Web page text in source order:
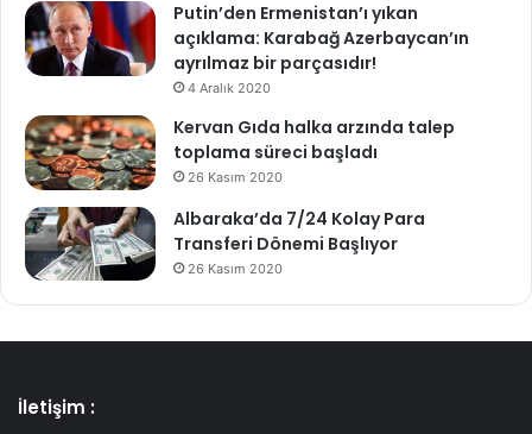
Putin’den Ermenistan’ı yıkan
açıklama: Karabağ Azerbaycan’ın
ayrılmaz bir parçasıdır!
4 Aralık 2020
Kervan Gıda halka arzında talep
toplama süreci başladı
26 Kasım 2020
Albaraka’da 7/24 Kolay Para
Transferi Dönemi Başlıyor
26 Kasım 2020
İletişim :